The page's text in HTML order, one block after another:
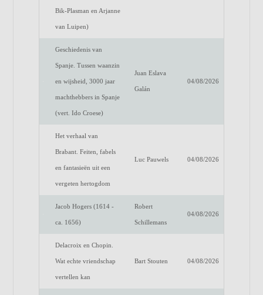
Bik-Plasman en Arjanne
van Luipen)
Geschiedenis van
Spanje. Tussen waanzin
en wijsheid, 3000 jaar
machthebbers in Spanje
(vert. Ido Croese)
Juan Eslava
Galán
04/08/2026
Het verhaal van
Brabant. Feiten, fabels
en fantasieën uit een
vergeten hertogdom
Luc Pauwels 04/08/2026
Jacob Hogers (1614 -
ca. 1656)
Robert
Schillemans
04/08/2026
Delacroix en Chopin.
Wat echte vriendschap
vertellen kan
Bart Stouten 04/08/2026